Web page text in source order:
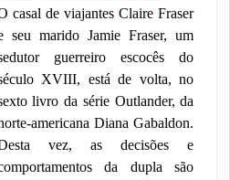
casal de viajantes Claire Fraser
seu marido Jamie Fraser, um
guerreiro escocês do
XVIII, está de volta, no
livro da série Outlander, da
americana Diana Gabaldon.
vez, as decisões e
da dupla são